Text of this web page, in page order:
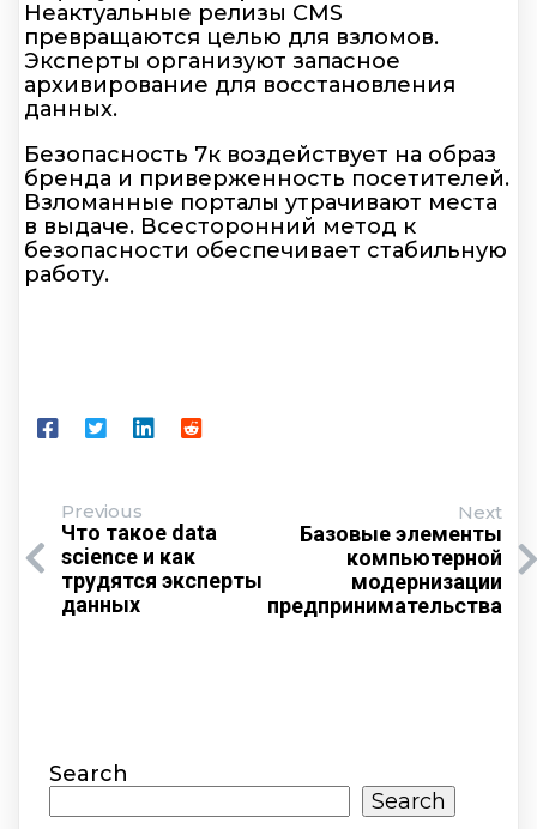
Неактуальные релизы CMS
превращаются целью для взломов.
Эксперты организуют запасное
архивирование для восстановления
данных.
Безопасность 7к воздействует на образ
бренда и приверженность посетителей.
Взломанные порталы утрачивают места
в выдаче. Всесторонний метод к
безопасности обеспечивает стабильную
работу.
Previous
Что такое data
science и как
трудятся эксперты
данных
Next
Базовые элементы
компьютерной
модернизации
предпринимательства
Search
Search